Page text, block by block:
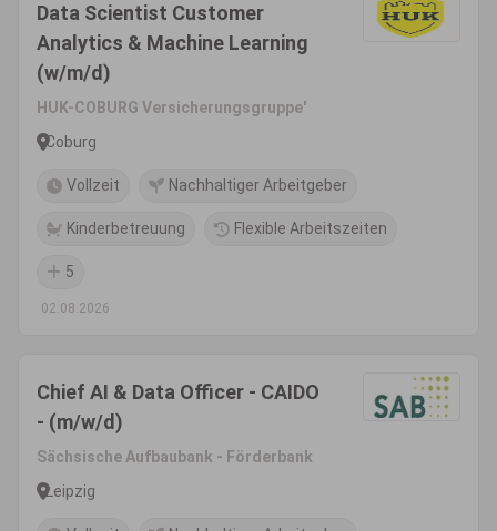
Data Scientist Customer
Analytics & Machine Learning
(w/m/d)
HUK-COBURG Versicherungsgruppe'
Coburg
Vollzeit Nachhaltiger Arbeitgeber
Kinderbetreuung Flexible Arbeitszeiten
5
02.08.2026
Chief AI & Data Officer - CAIDO
- (m/w/d)
Sächsische Aufbaubank - Förderbank
Leipzig